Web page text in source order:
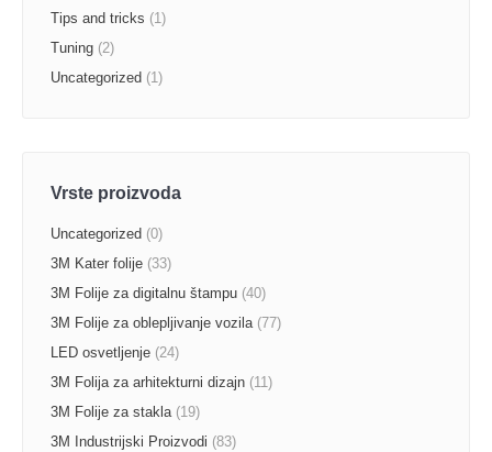
Tips and tricks (1)
Tuning (2)
Uncategorized (1)
Vrste proizvoda
Uncategorized (0)
3M Kater folije (33)
3M Folije za digitalnu štampu (40)
3M Folije za oblepljivanje vozila (77)
LED osvetljenje (24)
3M Folija za arhitekturni dizajn (11)
3M Folije za stakla (19)
3M Industrijski Proizvodi (83)